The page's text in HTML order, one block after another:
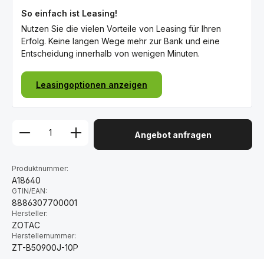
So einfach ist Leasing!
Nutzen Sie die vielen Vorteile von Leasing für Ihren
Erfolg. Keine langen Wege mehr zur Bank und eine
Entscheidung innerhalb von wenigen Minuten.
Leasingoptionen anzeigen
Angebot anfragen
Produktnummer:
A18640
GTIN/EAN:
8886307700001
Hersteller:
ZOTAC
Herstellernummer:
ZT-B50900J-10P